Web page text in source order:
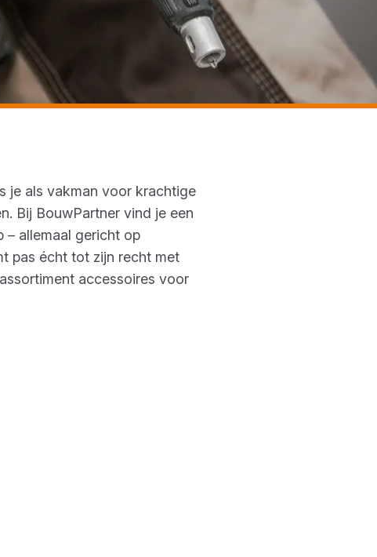
je als vakman voor krachtige
Bij BouwPartner vind je een
– allemaal gericht op
pas écht tot zijn recht met
accessoires voor